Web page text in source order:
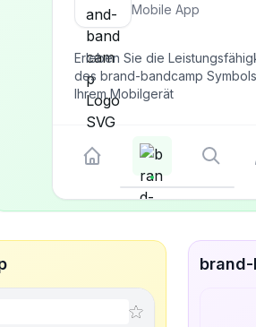
Mobile App
Erleben Sie die
des brand-bandcamp
Ihrem Mobilgerät
brand-